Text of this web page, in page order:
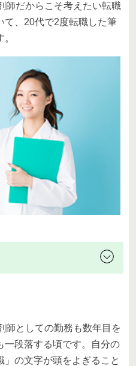
師だからこそ考えたい転職
て、20代で2度転職した筆
師としての勤務も数年目を
一段落する頃です。自分の
の文字が頭をよぎること